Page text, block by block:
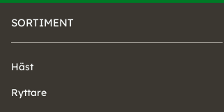
SORTIMENT
Häst
Ryttare